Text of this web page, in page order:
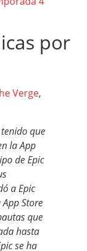
por
Verge,
que
la App
de Epic
a Epic
Store
que
hasta
se ha